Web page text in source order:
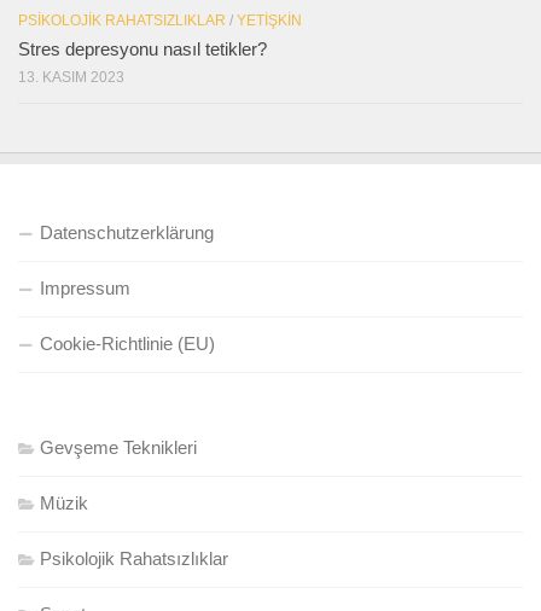
PSIKOLOJIK RAHATSIZLIKLAR / YETIŞKIN
Stres depresyonu nasıl tetikler?
13. KASIM 2023
Datenschutzerklärung
Impressum
Cookie-Richtlinie (EU)
Gevşeme Teknikleri
Müzik
Psikolojik Rahatsızlıklar